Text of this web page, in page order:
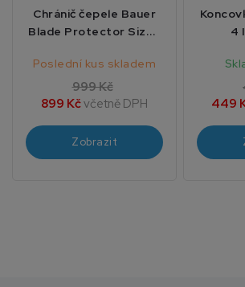
Chránič čepele Bauer
Blade Protector Size 1
Poslední kus skladem
999 Kč
899 Kčvčetně DPH
Zobrazit
4
449